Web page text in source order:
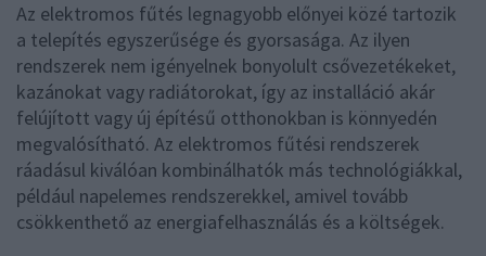
Az elektromos fűtés legnagyobb előnyei közé tartozik
a telepítés egyszerűsége és gyorsasága. Az ilyen
rendszerek nem igényelnek bonyolult csővezetékeket,
kazánokat vagy radiátorokat, így az installáció akár
felújított vagy új építésű otthonokban is könnyedén
megvalósítható. Az elektromos fűtési rendszerek
ráadásul kiválóan kombinálhatók más technológiákkal,
például napelemes rendszerekkel, amivel tovább
csökkenthető az energiafelhasználás és a költségek.